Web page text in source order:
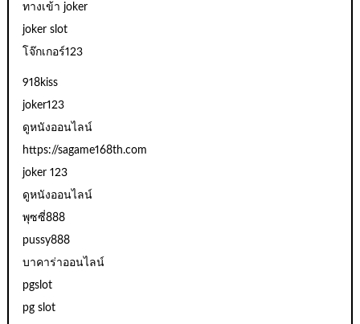
ทางเข้า joker
joker slot
โจ๊กเกอร์123
918kiss
joker123
ดูหนังออนไลน์
https://sagame168th.com
joker 123
ดูหนังออนไลน์
พุซซี่888
pussy888
บาคาร่าออนไลน์
pgslot
pg slot